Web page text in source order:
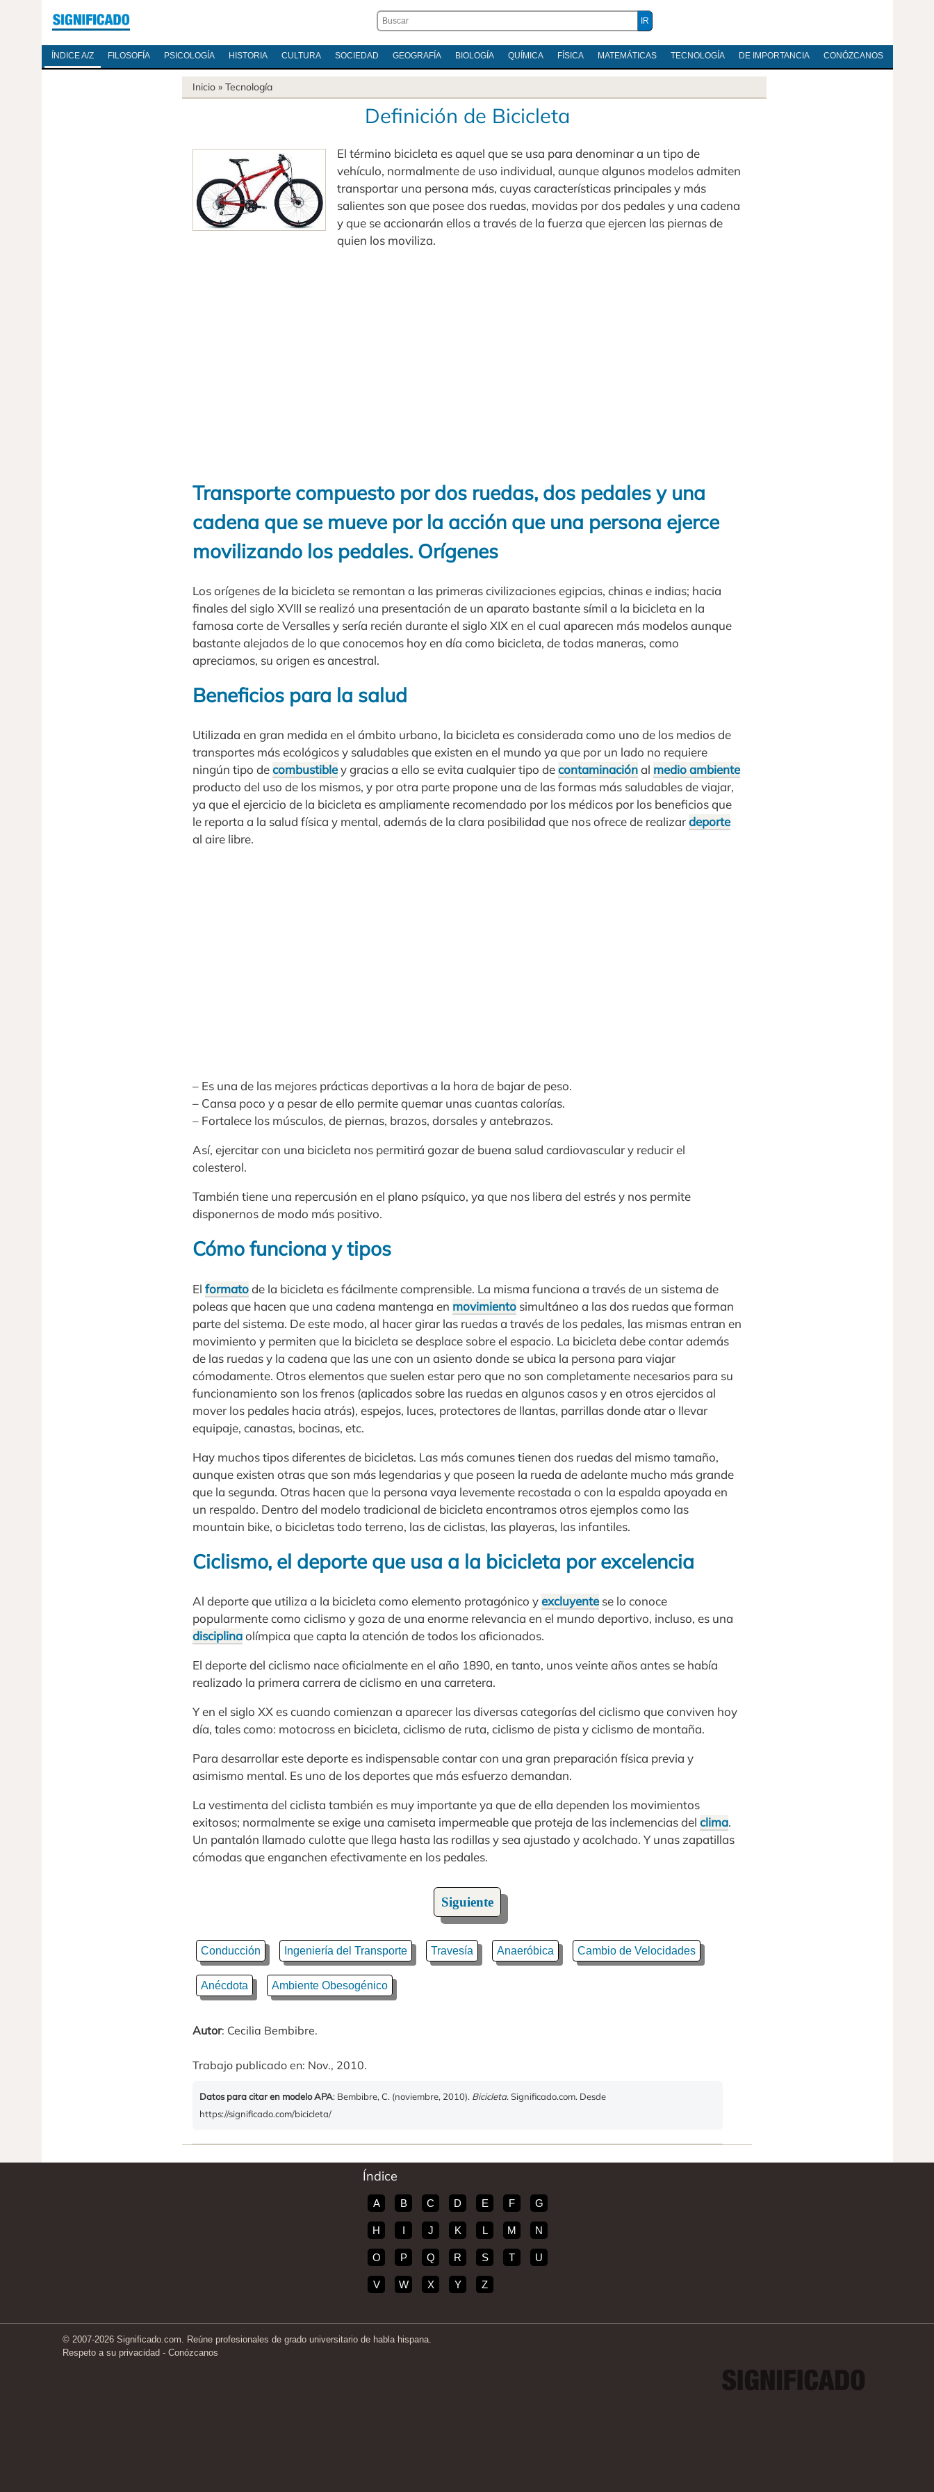
ÍNDICE A/Z FILOSOFÍA PSICOLOGÍA HISTORIA CULTURA SOCIEDAD GEOGRAFÍA BIOLOGÍA QUÍMICA FÍSICA MATEMÁTICAS TECNOLOGÍA DE IMPORTANCIA CONÓZCANOS
Inicio » Tecnología
Definición de Bicicleta
El término bicicleta es aquel que se usa para denominar a un tipo de
vehículo, normalmente de uso individual, aunque algunos modelos admiten
transportar una persona más, cuyas características principales y más
salientes son que posee dos ruedas, movidas por dos pedales y una cadena
y que se accionarán ellos a través de la fuerza que ejercen las piernas de
quien los moviliza.
Transporte compuesto por dos ruedas, dos pedales y una
cadena que se mueve por la acción que una persona ejerce
movilizando los pedales. Orígenes
Los orígenes de la bicicleta se remontan a las primeras civilizaciones egipcias, chinas e indias; hacia
finales del siglo XVIII se realizó una presentación de un aparato bastante símil a la bicicleta en la
famosa corte de Versalles y sería recién durante el siglo XIX en el cual aparecen más modelos aunque
bastante alejados de lo que conocemos hoy en día como bicicleta, de todas maneras, como
apreciamos, su origen es ancestral.
Beneficios para la salud
Utilizada en gran medida en el ámbito urbano, la bicicleta es considerada como uno de los medios de
transportes más ecológicos y saludables que existen en el mundo ya que por un lado no requiere
ningún tipo decombustibley gracias a ello se evita cualquier tipo decontaminaciónal medio ambiente
producto del uso de los mismos, y por otra parte propone una de las formas más saludables de viajar,
ya que el ejercicio de la bicicleta es ampliamente recomendado por los médicos por los beneficios que
le reporta a la salud física y mental, además de la clara posibilidad que nos ofrece de realizardeporte
al aire libre.
– Es una de las mejores prácticas deportivas a la hora de bajar de peso.
– Cansa poco y a pesar de ello permite quemar unas cuantas calorías.
– Fortalece los músculos, de piernas, brazos, dorsales y antebrazos.
Así, ejercitar con una bicicleta nos permitirá gozar de buena salud cardiovascular y reducir el
colesterol.
También tiene una repercusión en el plano psíquico, ya que nos libera del estrés y nos permite
disponernos de modo más positivo.
Cómo funciona y tipos
El formatode la bicicleta es fácilmente comprensible. La misma funciona a través de un sistema de
poleas que hacen que una cadena mantenga en movimiento simultáneo a las dos ruedas que forman
parte del sistema. De este modo, al hacer girar las ruedas a través de los pedales, las mismas entran en
movimiento y permiten que la bicicleta se desplace sobre el espacio. La bicicleta debe contar además
de las ruedas y la cadena que las une con un asiento donde se ubica la persona para viajar
cómodamente. Otros elementos que suelen estar pero que no son completamente necesarios para su
funcionamiento son los frenos (aplicados sobre las ruedas en algunos casos y en otros ejercidos al
mover los pedales hacia atrás), espejos, luces, protectores de llantas, parrillas donde atar o llevar
equipaje, canastas, bocinas, etc.
Hay muchos tipos diferentes de bicicletas. Las más comunes tienen dos ruedas del mismo tamaño,
aunque existen otras que son más legendarias y que poseen la rueda de adelante mucho más grande
que la segunda. Otras hacen que la persona vaya levemente recostada o con la espalda apoyada en
un respaldo. Dentro del modelo tradicional de bicicleta encontramos otros ejemplos como las
mountain bike, o bicicletas todo terreno, las de ciclistas, las playeras, las infantiles.
Ciclismo, el deporte que usa a la bicicleta por excelencia
Al deporte que utiliza a la bicicleta como elemento protagónico yexcluyentese lo conoce
popularmente como ciclismo y goza de una enorme relevancia en el mundo deportivo, incluso, es una
disciplinaolímpica que capta la atención de todos los aficionados.
El deporte del ciclismo nace oficialmente en el año 1890, en tanto, unos veinte años antes se había
realizado la primera carrera de ciclismo en una carretera.
Y en el siglo XX es cuando comienzan a aparecer las diversas categorías del ciclismo que conviven hoy
día, tales como: motocross en bicicleta, ciclismo de ruta, ciclismo de pista y ciclismo de montaña.
Para desarrollar este deporte es indispensable contar con una gran preparación física previa y
asimismo mental. Es uno de los deportes que más esfuerzo demandan.
La vestimenta del ciclista también es muy importante ya que de ella dependen los movimientos
exitosos; normalmente se exige una camiseta impermeable que proteja de las inclemencias del clima.
Un pantalón llamado culotte que llega hasta las rodillas y sea ajustado y acolchado. Y unas zapatillas
cómodas que enganchen efectivamente en los pedales.
Siguiente
Conducción Ingeniería del Transporte Travesía Anaeróbica Cambio de Velocidades
Anécdota Ambiente Obesogénico
Autor: Cecilia Bembibre.
Trabajo publicado en: Nov., 2010.
Datos para citar en modelo APA: Bembibre, C. (noviembre, 2010). Bicicleta. Significado.com. Desde
https://significado.com/bicicleta/
Índice
A B C D E F G
H I J K L M N
O P Q R S T U
V W X Y Z
© 2007-2026 Significado.com. Reúne profesionales de grado universitario de habla hispana.
Respeto a su privacidad - Conózcanos